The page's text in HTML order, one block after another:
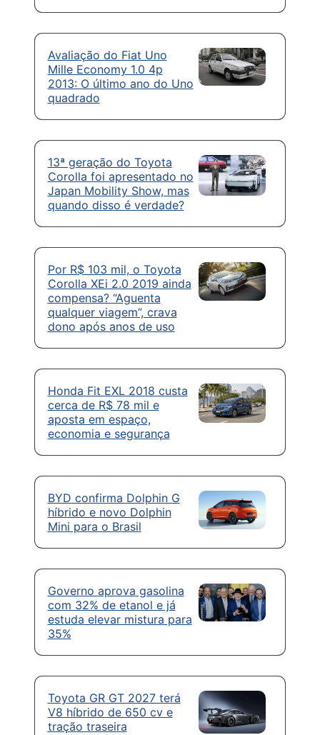
Avaliação do Fiat Uno
Mille Economy 1.0 4p
2013: O último ano do Uno
quadrado
13ª geração do Toyota
Corolla foi apresentado no
Japan Mobility Show, mas
quando disso é verdade?
Por R$ 103 mil, o Toyota
Corolla XEi 2.0 2019 ainda
compensa? “Aguenta
qualquer viagem”, crava
dono após anos de uso
Honda Fit EXL 2018 custa
cerca de R$ 78 mil e
aposta em espaço,
economia e segurança
BYD confirma Dolphin G
híbrido e novo Dolphin
Mini para o Brasil
Governo aprova gasolina
com 32% de etanol e já
estuda elevar mistura para
35%
Toyota GR GT 2027 terá
V8 híbrido de 650 cv e
tração traseira